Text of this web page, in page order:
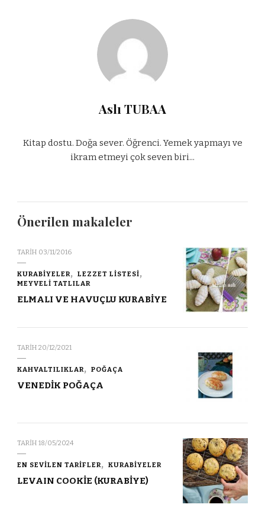
Aslı TUBAA
Kitap dostu. Doğa sever. Öğrenci. Yemek yapmayı ve
ikram etmeyi çok seven biri...
Önerilen makaleler
TARIH 03/11/2016
KURABİYELER
LEZZET LİSTESİ
MEYVELİ TATLILAR
ELMALI VE HAVUÇLU KURABİYE
TARIH 20/12/2021
KAHVALTILIKLAR POĞAÇA
VENEDİK POĞAÇA
TARIH 18/05/2024
EN SEVİLEN TARİFLER KURABİYELER
LEVAIN COOKİE (KURABİYE)